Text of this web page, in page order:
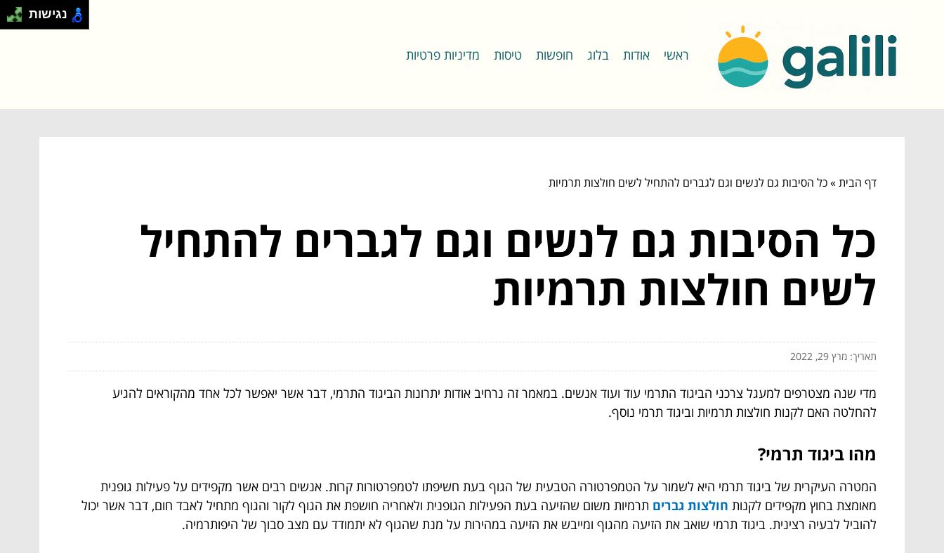
ראשי אודות בלוג חופשות טיסות מדיניות פרטיות
דף הבית»כל הסיבות גם לנשים וגם לגברים להתחיל לשים חולצות תרמיות
כל הסיבות גם לנשים וגם לגברים להתחיל
לשים חולצות תרמיות
תאריך: מרץ 29, 2022
מדי שנה מצטרפים למעגל צרכני הביגוד התרמי עוד ועוד אנשים. במאמר זה נרחיב אודות יתרונות הביגוד התרמי, דבר אשר יאפשר לכל אחד מהקוראים להגיע
להחלטה האם לקנות חולצות תרמיות וביגוד תרמי נוסף.
מהו ביגוד תרמי?
המטרה העיקרית של ביגוד תרמי היא לשמור על הטמפרטורה הטבעית של הגוף בעת חשיפתו לטמפרטורות קרות. אנשים רבים אשר מקפידים על פעילות גופנית
מאומצת בחוץ מקפידים לקנות חולצות גברים תרמיות משום שהזיעה בעת הפעילות הגופנית ולאחריה חושפת את הגוף לקור והגוף מתחיל לאבד חום, דבר אשר יכול
להוביל לבעיה רצינית. ביגוד תרמי שואב את הזיעה מהגוף ומייבש את הזיעה במהירות על מנת שהגוף לא יתמודד עם מצב סבוך של היפותרמיה.
נגישות